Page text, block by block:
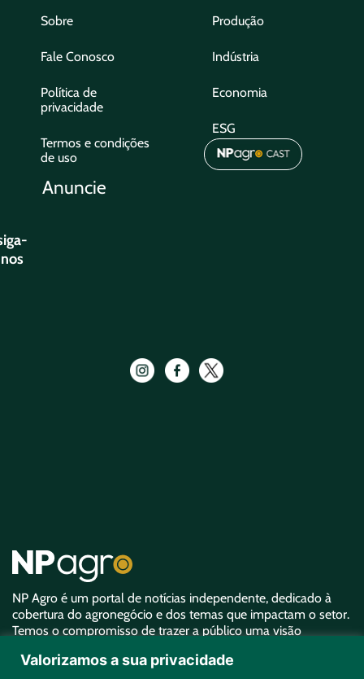
Valorizamos a sua privacidade
NP Agro é um portal de notícias independente, dedicado à
cobertura do agronegócio e dos temas que impactam o setor.
Temos o compromisso de trazer a público uma visão
equivalente à sua importância.
Sobre
Fale Conosco
Política de
privacidade
Termos e condições
de uso
Anuncie
Produção
Indústria
Economia
ESG
nos